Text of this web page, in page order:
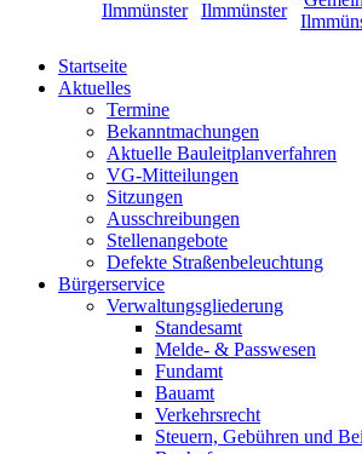
Startseite
Aktuelles
Termine
Bekanntmachungen
Aktuelle Bauleitplanverfahren
VG-Mitteilungen
Sitzungen
Ausschreibungen
Stellenangebote
Defekte Straßenbeleuchtung
Bürgerservice
Verwaltungsgliederung
Standesamt
Melde- & Passwesen
Fundamt
Bauamt
Verkehrsrecht
Steuern, Gebühren und